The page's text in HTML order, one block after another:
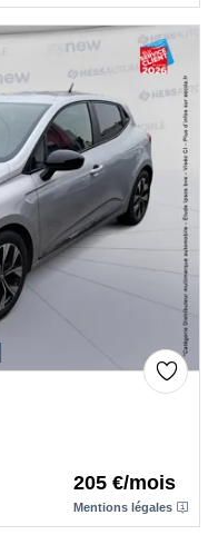
205 €/mois
Mentions légales